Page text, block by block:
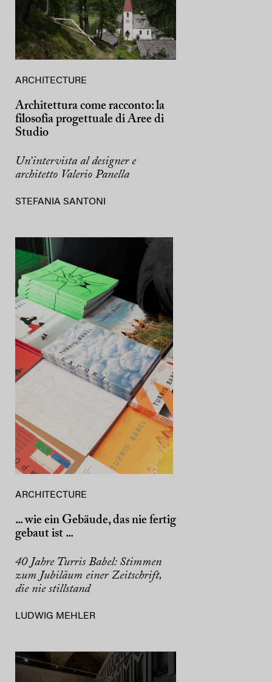
ARCHITECTURE
Architettura come racconto: la
filosofia progettuale di Aree di
Studio
Un’intervista al designer e
architetto Valerio Panella
STEFANIA SANTONI
ARCHITECTURE
... wie ein Gebäude, das nie fertig
gebaut ist ...
40 Jahre Turris Babel: Stimmen
zum Jubiläum einer Zeitschrift,
die nie stillstand
LUDWIG MEHLER